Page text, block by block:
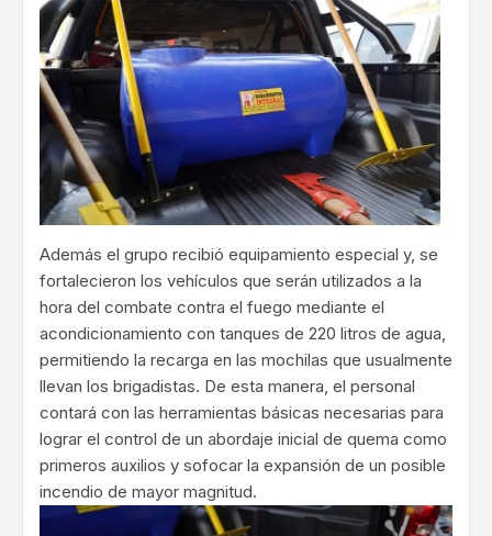
Además el grupo recibió equipamiento especial y, se
fortalecieron los vehículos que serán utilizados a la
hora del combate contra el fuego mediante el
acondicionamiento con tanques de 220 litros de agua,
permitiendo la recarga en las mochilas que usualmente
llevan los brigadistas. De esta manera, el personal
contará con las herramientas básicas necesarias para
lograr el control de un abordaje inicial de quema como
primeros auxilios y sofocar la expansión de un posible
incendio de mayor magnitud.